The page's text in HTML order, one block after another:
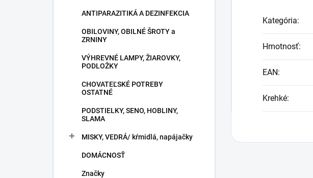
ANTIPARAZITIKÁ A DEZINFEKCIA
OBILOVINY, OBILNÉ ŠROTY a
ZRNINY
VÝHREVNÉ LAMPY, ŽIAROVKY,
PODLOŽKY
CHOVATEĽSKÉ POTREBY
OSTATNÉ
PODSTIELKY, SENO, HOBLINY,
SLAMA
MISKY, VEDRÁ/ kŕmidlá, napájačky
DOMÁCNOSŤ
Značky
Kategória:
Hmotnosť:
EAN:
Krehké: